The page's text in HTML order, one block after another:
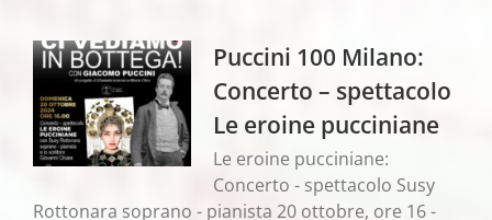
Puccini 100 Milano:
Concerto – spettacolo
Le eroine pucciniane
Le eroine pucciniane:
Concerto - spettacolo Susy
Rottonara soprano - pianista 20 ottobre, ore 16 -